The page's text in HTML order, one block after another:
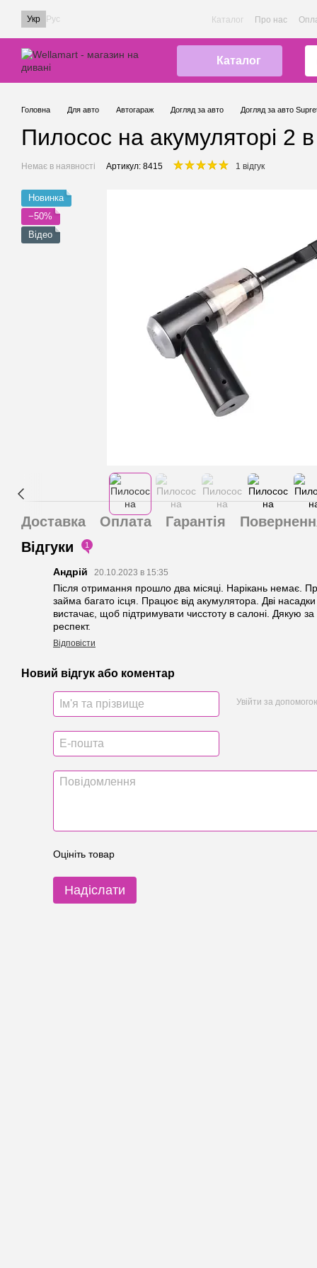
Перейти до основного контенту
Укр Рус Каталог Про нас
Каталог
Головна Для авто Автогараж Догляд за авто Догляд за авто
Пилосос на акумуляторі 2
Немає в наявності Артикул: 8415 1 відгук
Новинка
−50%
Відео
Доставка Оплата Гарантія
Відгуки
1
Андрій 20.10.2023 в 15:35
Після отримання прошло два місяці. Нарікань немає.
займа багато ісця. Працює від акумулятора. Дві
вистачає, щоб підтримувати чисстоту в салоні. Дякую
респект.
Відповісти
Новий відгук або коментар
Увійти за
Оцініть товар
Надіслати